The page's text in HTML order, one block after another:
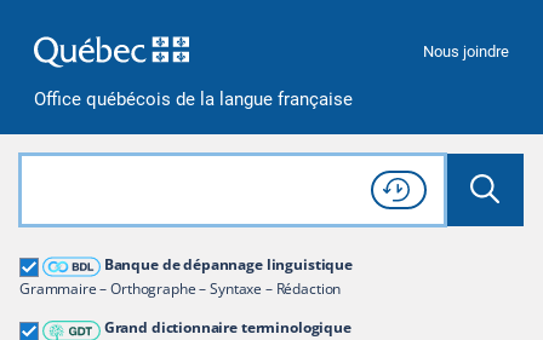
Office québécois de la langue française
Nous joindre
Rechercher dans tout le site
Lancer
Consulter l'
Historique
de recherche
Banque de dépannage linguistique
Grammaire – Orthographe – Syntaxe – Rédaction
Grand dictionnaire terminologique
Grand dictionnaire terminologique
Restreindre aux termes